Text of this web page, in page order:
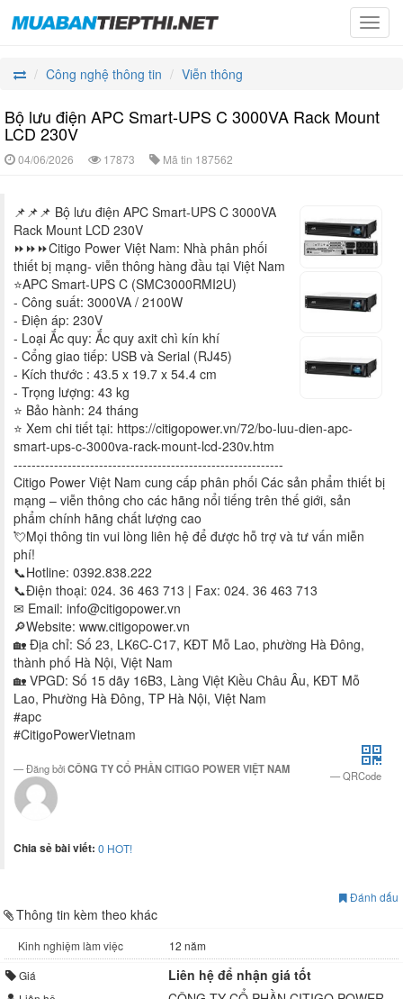
Công nghệ thông tin
Viễn thông
Bộ lưu điện APC Smart-UPS C 3000VA Rack Mount
LCD 230V
04/06/2026 17873 Mã tin 187562
📌📌📌 Bộ lưu điện APC Smart-UPS C 3000VA
Rack Mount LCD 230V
⏩⏩⏩Citigo Power Việt Nam: Nhà phân phối
thiết bị mạng- viễn thông hàng đầu tại Việt Nam
⭐APC Smart-UPS C (SMC3000RMI2U)
- Công suất: 3000VA / 2100W
- Điện áp: 230V
- Loại Ắc quy: Ắc quy axit chì kín khí
- Cổng giao tiếp: USB và Serial (RJ45)
- Kích thước : 43.5 x 19.7 x 54.4 cm
- Trọng lượng: 43 kg
⭐ Bảo hành: 24 tháng
⭐ Xem chi tiết tại: https://citigopower.vn/72/bo-luu-dien-apc-
smart-ups-c-3000va-rack-mount-lcd-230v.htm
------------------------------------------------------------
Citigo Power Việt Nam cung cấp phân phối Các sản phẩm thiết bị
mạng – viễn thông cho các hãng nổi tiếng trên thế giới, sản
phẩm chính hãng chất lượng cao
💘Mọi thông tin vui lòng liên hệ để được hỗ trợ và tư vấn miễn
phí!
📞Hotline: 0392.838.222
📞Điện thoại: 024. 36 463 713 | Fax: 024. 36 463 713
✉ Email: info@citigopower.vn
🔎Website: www.citigopower.vn
🏡 Địa chỉ: Số 23, LK6C-C17, KĐT Mỗ Lao, phường Hà Đông,
thành phố Hà Nội, Việt Nam
🏡 VPGD: Số 15 dãy 16B3, Làng Việt Kiều Châu Âu, KĐT Mỗ
Lao, Phường Hà Đông, TP Hà Nội, Việt Nam
#apc
#CitigoPowerVietnam
QRCode
Đăng bởiCÔNG TY CỔ PHẦN CITIGO POWER VIỆT NAM
Chia sẻ bài viết: 0 HOT!
Đánh dấu
Thông tin kèm theo khác
Kinh nghiệm làm việc
12 năm
Giá
Liên hệ để nhận giá tốt